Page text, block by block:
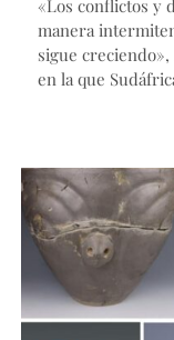
«Los conflictos y
manera
sigue
en la que